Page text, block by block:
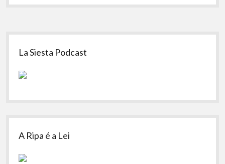
Sidebar
La Siesta Podcast
A Ripa é a Lei